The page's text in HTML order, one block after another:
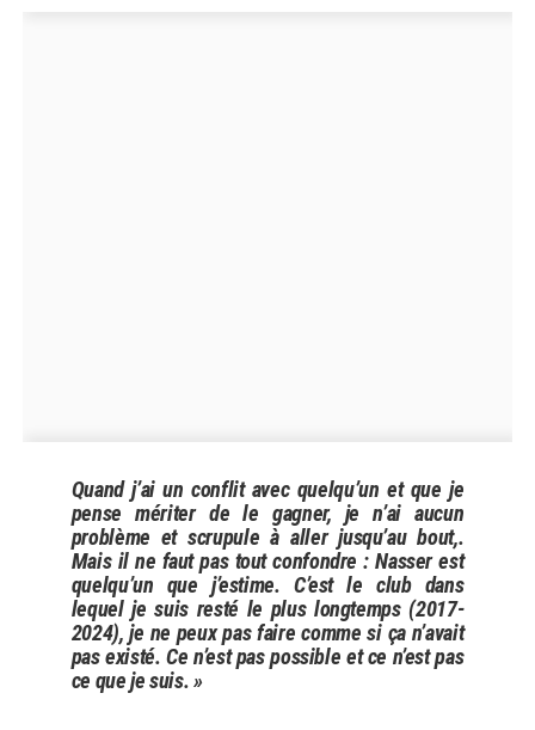
Quand j’ai un conflit avec quelqu’un et que je
pense mériter de le gagner, je n’ai aucun
problème et scrupule à aller jusqu’au bout,.
Mais il ne faut pas tout confondre : Nasser est
quelqu’un que j’estime. C’est le club dans
lequel je suis resté le plus longtemps (2017-
2024), je ne peux pas faire comme si ça n’avait
pas existé. Ce n’est pas possible et ce n’est pas
ce que je suis. »